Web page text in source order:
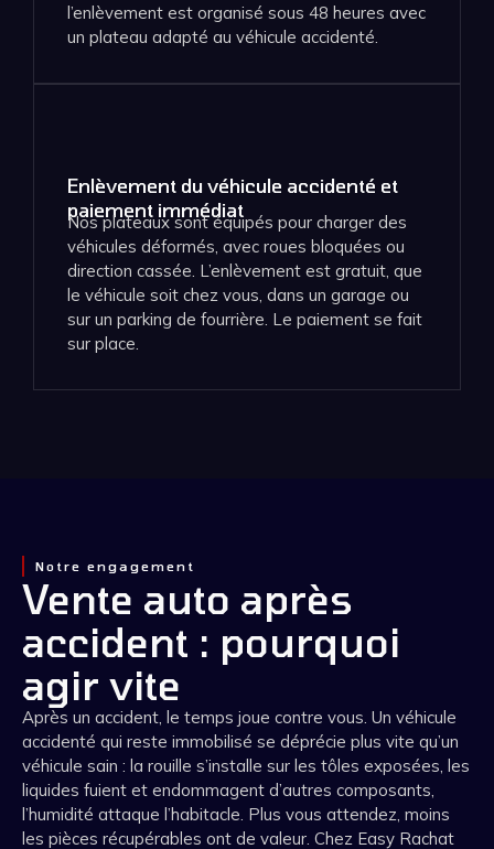
l’enlèvement est organisé sous 48 heures avec
un plateau adapté au véhicule accidenté.
Enlèvement du véhicule accidenté et
paiement immédiat
Nos plateaux sont équipés pour charger des
véhicules déformés, avec roues bloquées ou
direction cassée. L’enlèvement est gratuit, que
le véhicule soit chez vous, dans un garage ou
sur un parking de fourrière. Le paiement se fait
sur place.
Notre engagement
Vente auto après
accident : pourquoi
agir vite
Après un accident, le temps joue contre vous. Un véhicule
accidenté qui reste immobilisé se déprécie plus vite qu’un
véhicule sain : la rouille s’installe sur les tôles exposées, les
liquides fuient et endommagent d’autres composants,
l’humidité attaque l’habitacle. Plus vous attendez, moins
les pièces récupérables ont de valeur. Chez Easy Rachat